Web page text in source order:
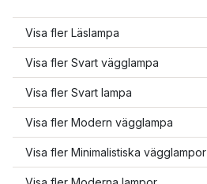
Visa fler Läslampa
Visa fler Svart vägglampa
Visa fler Svart lampa
Visa fler Modern vägglampa
Visa fler Minimalistiska vägglampor